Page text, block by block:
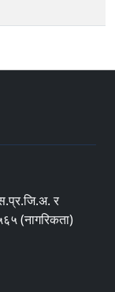
र
(नागरिकता)